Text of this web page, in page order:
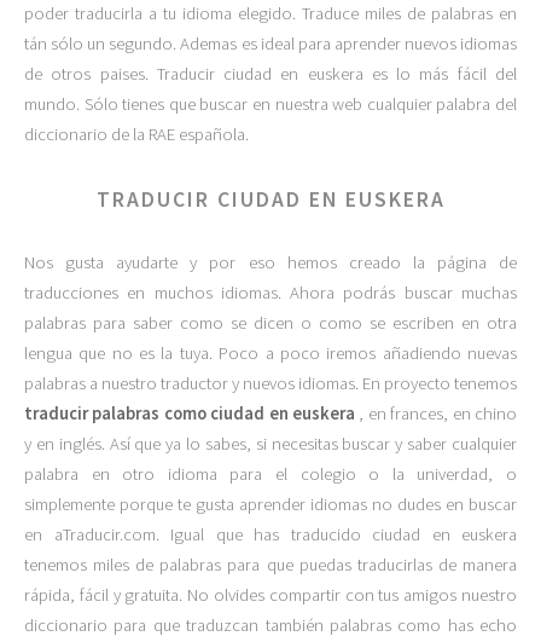
poder traducirla a tu idioma elegido. Traduce miles de palabras en
tán sólo un segundo. Ademas es ideal para aprender nuevos idiomas
de otros paises. Traducir ciudad en euskera es lo más fácil del
mundo. Sólo tienes que buscar en nuestra web cualquier palabra del
diccionario de la RAE española.
TRADUCIR CIUDAD EN EUSKERA
Nos gusta ayudarte y por eso hemos creado la página de
traducciones en muchos idiomas. Ahora podrás buscar muchas
palabras para saber como se dicen o como se escriben en otra
lengua que no es la tuya. Poco a poco iremos añadiendo nuevas
palabras a nuestro traductor y nuevos idiomas. En proyecto tenemos
traducir palabras como ciudad en euskera
, en frances, en chino
y en inglés. Así que ya lo sabes, si necesitas buscar y saber cualquier
palabra en otro idioma para el colegio o la univerdad, o
simplemente porque te gusta aprender idiomas no dudes en buscar
en aTraducir.com. Igual que has traducido ciudad en euskera
tenemos miles de palabras para que puedas traducirlas de manera
rápida, fácil y gratuita. No olvides compartir con tus amigos nuestro
diccionario para que traduzcan también palabras como has echo